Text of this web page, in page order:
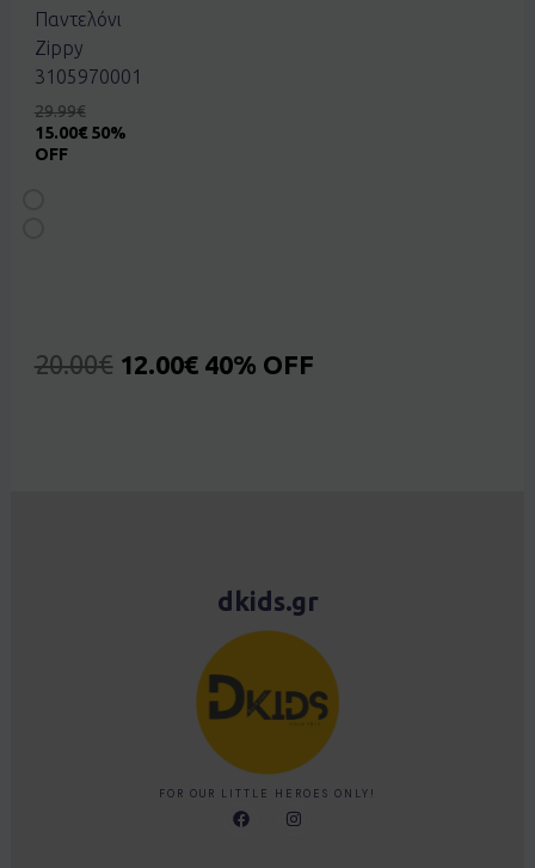
Παντελόνι
Zippy
3105970001
29.99€
15.00€ 50%
OFF
20.00€ 12.00€ 40% OFF
dkids.gr
FOR OUR LITTLE HEROES ONLY!
F
a
I
n